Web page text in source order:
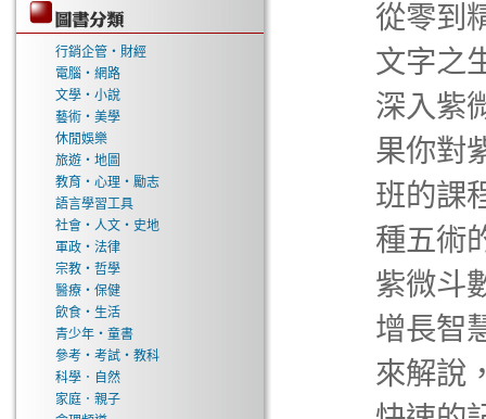
行銷企管‧財經
電腦‧網路
文學‧小說
藝術‧美學
休閒娛樂
旅遊‧地圖
教育‧心理‧勵志
語言學習工具
社會‧人文‧史地
軍政‧法律
宗教‧哲學
醫療‧保健
飲食‧生活
青少年‧童書
參考‧考試‧教科
科學．自然
家庭．親子
從零到
文字之
深入紫
果你對
班的課
種五術
紫微斗
增長智
來解說